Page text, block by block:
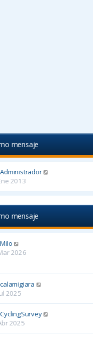
mensaje
Administrador
2013
mensaje
Milo
2026
calamigiara
2025
CyclingSurvey
2025